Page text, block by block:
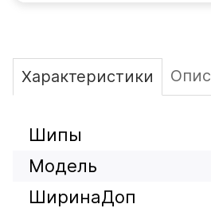
Характеристики
Шипы
Модель
ШиринаДоп